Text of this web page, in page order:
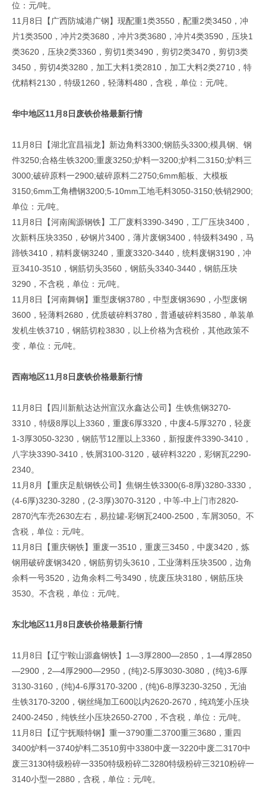
位：元/吨。
11月8日【广西防城港广钢】现配重1类3550，配重2类3450，冲
片1类3500，冲片2类3680，冲片3类3680，冲片4类3590，压块1
类3620，压块2类3360，剪切1类3490，剪切2类3470，剪切3类
3450，剪切4类3280，加工大料1类2810，加工大料2类2710，特
优精料2130，特级1260，轻薄料480，含税，单位：元/吨。
华中地区11月8日废铁价格最新行情
11月8日【湖北宜昌福龙】新边角料3300;钢筋头3300;模具钢、钢
件3250;合格生铁3200;重废3250;炉料一3200;炉料二3150;炉料三
3000;破碎原料一2900;破碎原料二2750;6mm船板、大模板
3150;6mm工角槽钢3200;5-10mm工地毛料3050-3150;铁销2900;
单位：元/吨。
11月8日【河南闽源钢铁】工厂废料3390-3490，工厂压块3400，
次新料压块3350，矽钢片3400，薄片废钢3400，特级料3490，马
蹄铁3410，精料废钢3240，重废3320-3440，统料废钢3190，冲
豆3410-3510，钢筋切头3560，钢筋头3340-3440，钢筋压块
3290，不含税，单位：元/吨。
11月8日【河南舞钢】重型废钢3780，中型废钢3690，小型废钢
3600，轻薄料2680，优质破碎料3780，普通破碎料3580，单装单
发机生铁3710，钢筋切粒3830，以上价格为含税价，其他政策不
变，单位：元/吨。
西南地区11月8日废铁价格最新行情
11月8日【四川新航达达州宣汉永鑫达公司】生铁焦钢3270-
3310，特级8厚以上3360，重废6厚3320，中废4-5厚3270，轻废
1-3厚3050-3230，钢筋节12厘以上3360，新报废件3390-3410，
八字块3390-3410，铁屑3100-3120，破碎料3220，彩钢瓦2290-
2340。
11月8月【重庆足航钢铁公司】焦钢生铁3300(6-8厚)3280-3330，
(4-6厚)3230-3280，(2-3厚)3070-3120，中等-中上门市2820-
2870汽车壳2630左右，易拉罐-彩钢瓦2400-2500，车屑3050。不
含税，单位：元/吨。
11月8日【重庆钢铁】重废一3510，重废三3450，中废3420，炼
钢用破碎废钢3420，钢筋剪切头3610，工业薄料压块3500，边角
余料一号3520，边角余料二号3490，统废压块3180，钢筋压块
3530。不含税，单位：元/吨。
东北地区11月8日废铁价格最新行情
11月8日【辽宁鞍山源鑫钢铁】1—3厚2800—2850，1—4厚2850
—2900，2—4厚2900—2950，(纯)2-5厚3030-3080，(纯)3-6厚
3130-3160，(纯)4-6厚3170-3200，(纯)6-8厚3230-3250，无油
生铁3170-3200，钢丝绳加工600以内2620-2670，纯鸡笼小压块
2400-2450，纯铁丝小压块2650-2700，不含税，单位：元/吨。
11月8日【辽宁抚顺特钢】重一3790重二3700重三3680，重四
3400炉料一3740炉料二3510剪中3380中废一3220中废二3170中
废三3130特级粉碎一3350特级粉碎二3280特级粉碎三3210粉碎一
3140小型一2880，含税，单位：元/吨。